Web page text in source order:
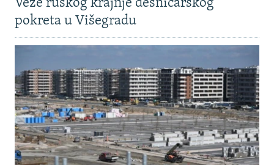
Veze ruskog krajnje desničarskog
pokreta u Višegradu